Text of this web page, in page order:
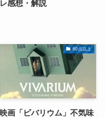
レ感想・解説
60点以上
映画「ビバリウム」不気味